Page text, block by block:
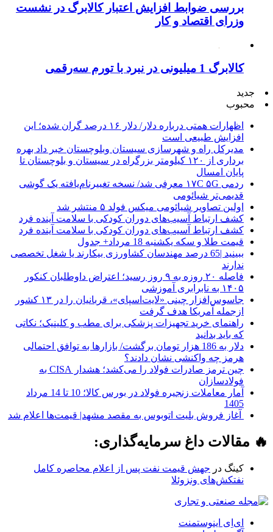
بررسی ضوابط افزایش اعتبار کالابرگ در نشست
وزرای اقتصاد و کار
کالابرگ 1 میلیونی در نبرد با تورم سه‌رقمی
جدید
محبوب
اظهارات همتی درباره دلار/ دلار ۱۶ درصد گران شده؛ این
افزایش طبیعی است
مدیرکل راه و شهرسازی سیستان وبلوچستان خبر داد بهره
برداری از ۱۲۰ کیلومتر بزرگراه در سیستان و بلوچستان تا
پایان امسال
ردمی ۱۷C ۵G معرفی شد/ نسخه تغییرنام‌یافته یک گوشی
قدیمی‌تر شیائومی
اولین تصاویر شیائومی میکس فولد ۵ منتشر شد
کشف ارتباط آسیب‌های دوران کودکی با سلامت آینده فرد
کشف ارتباط آسیب‌های دوران کودکی با سلامت آینده فرد
قیمت طلا و سکه یکشنبه 18 مرداد+ جدول
ببینید |65 درصد مهندسان کشاورزی بیکارند یا شغل تخصصی
ندارند
فاصله ۲۰ روزه به ۹ روز رسید؛ اعتراض داوطلبان کنکور
۱۴۰۵ به نابرابری آموزشی
جاسوس‌افزار چینی «لایت‌اسپای»، قربانیان را در ۱۳ کشور
ازجمله آمریکا هدف گرفت
راهنمای خرید تجهیزات پزشکی برای مطب و کلینیک؛ نکاتی
که باید بدانید
دلار به 186 هزار تومان برگشت/ بازارها به توافق احتمالی
هرمز چه واکنشی نشان دادند؟
چین ترمز صادرات فولاد را می‌کشد؛ هشدار CISA به
فولادسازان
آمار معاملات زنجیره فولاد در بورس کالا؛ 10 تا 14 مرداد
1405
آغاز فروش بلیت اتوبوس به مقصد مشهد| قیمت‌ها اعلام شد
🔥 مقالات داغ سرمایه‌گذاری:
کینگ در جهش قیمت نفت پس از اعلام محاصره کامل
نفتکش‌های ونزوئلا
ای‌اِی اینوستمنت